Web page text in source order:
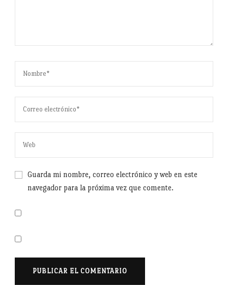
Guarda mi nombre, correo electrónico y web en este
navegador para la próxima vez que comente.